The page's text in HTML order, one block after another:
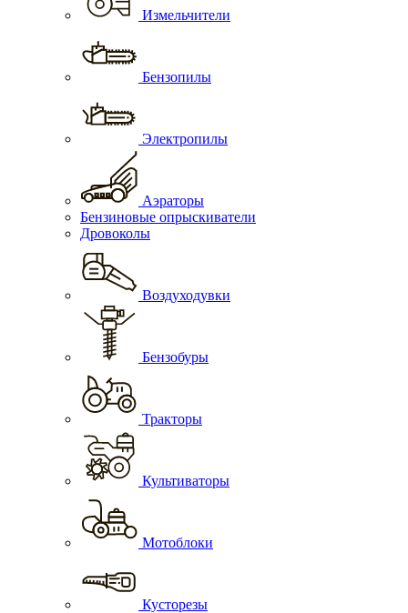
Измельчители
Бензопилы
Электропилы
Аэраторы
Бензиновые опрыскиватели
Дровоколы
Воздуходувки
Бензобуры
Тракторы
Культиваторы
Мотоблоки
Кусторезы